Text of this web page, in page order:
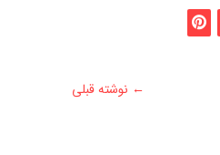
← نوشته قبلی